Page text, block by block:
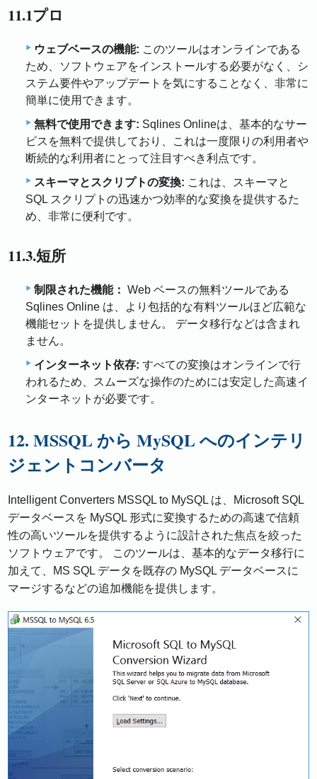
11.1プロ
ウェブベースの機能: このツールはオンラインである
ため、ソフトウェアをインストールする必要がなく、シ
ステム要件やアップデートを気にすることなく、非常に
簡単に使用できます。
無料で使用できます: Sqlines Onlineは、基本的なサー
ビスを無料で提供しており、これは一度限りの利用者や
断続的な利用者にとって注目すべき利点です。
スキーマとスクリプトの変換: これは、スキーマと
SQL スクリプトの迅速かつ効率的な変換を提供するた
め、非常に便利です。
11.3.短所
制限された機能： Web ベースの無料ツールである
Sqlines Online は、より包括的な有料ツールほど広範な
機能セットを提供しません。 データ移行などは含まれ
ません。
インターネット依存: すべての変換はオンラインで行
われるため、スムーズな操作のためには安定した高速イ
ンターネットが必要です。
12. MSSQL から MySQL へのインテリ
ジェントコンバータ
Intelligent Converters MSSQL to MySQL は、Microsoft SQL
データベースを MySQL 形式に変換するための高速で信頼
性の高いツールを提供するように設計された焦点を絞った
ソフトウェアです。 このツールは、基本的なデータ移行に
加えて、MS SQL データを既存の MySQL データベースに
マージするなどの追加機能を提供します。